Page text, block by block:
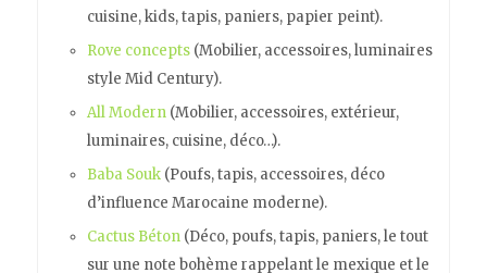
cuisine, kids, tapis, paniers, papier peint).
Rove concepts(Mobilier, accessoires, luminaires
style Mid Century).
All Modern(Mobilier, accessoires, extérieur,
luminaires, cuisine, déco…).
Baba Souk(Poufs, tapis, accessoires, déco
d’influence Marocaine moderne).
Cactus Béton(Déco, poufs, tapis, paniers, le tout
sur une note bohème rappelant le mexique et le